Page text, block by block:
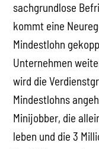
sachgrundlose
kommt eine
Mindestlohn
Unternehmen
wird die
Mindestlohns
Minijobber, die
leben und die 3